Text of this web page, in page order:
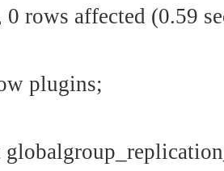
rows affected (0.59
plugins;